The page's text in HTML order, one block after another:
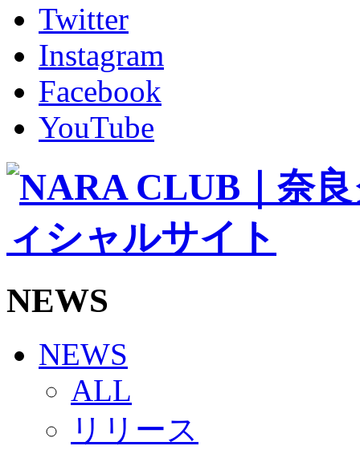
グッズ
ファンコミュニティ
ホームタウン
コラム
その他
TEAM
2026/27トップチーム
2026/27トップチームスタッフ
バモス
チアダンススクール
ボランティアチーム「volundeer」
ビクトリーロード
HOMEGAME
観戦ルール＆マナー
Jリーグ運営管理規定
写真・動画使用ガイドライン
SCHEDULE
2026/27
練習見学時のファンサービスについて
TICKET
奈良クラブ明治安田J3リーグ2026/27シーズン試
奈良クラブ明治安田Ｊ3リーグ 2026/27シーズン「
観戦ルール＆マナー
Twitter
Instagram
Facebook
YouTube
NEWS
NEWS
ALL
リリース